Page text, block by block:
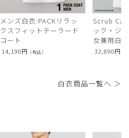
メンズ白衣:PACKリラッ
クスフィットテーラード
コート
14,190円 （税込）
Scrub
ック・ジ
女兼用白
32,890円
白衣商品一覧へ ＞